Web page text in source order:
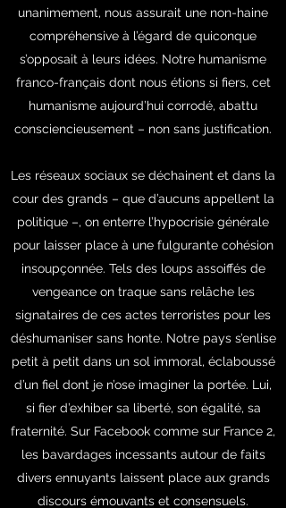
unanimement, nous assurait une non-haine
compréhensive à l’égard de quiconque
s’opposait à leurs idées. Notre humanisme
franco-français dont nous étions si fiers, cet
humanisme aujourd’hui corrodé, abattu
consciencieusement – non sans justification.
Les réseaux sociaux se déchainent et dans la
cour des grands – que d’aucuns appellent la
politique –, on enterre l’hypocrisie générale
pour laisser place à une fulgurante cohésion
insoupçonnée. Tels des loups assoiffés de
vengeance on traque sans relâche les
signataires de ces actes terroristes pour les
déshumaniser sans honte. Notre pays s’enlise
petit à petit dans un sol immoral, éclaboussé
d’un fiel dont je n’ose imaginer la portée. Lui,
si fier d’exhiber sa liberté, son égalité, sa
fraternité. Sur Facebook comme sur France 2,
les bavardages incessants autour de faits
divers ennuyants laissent place aux grands
discours émouvants et consensuels.